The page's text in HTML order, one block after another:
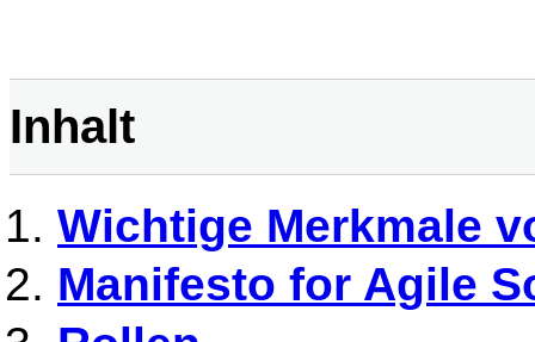
Inhalt
Wichtige Merkmale
Manifesto for Agile